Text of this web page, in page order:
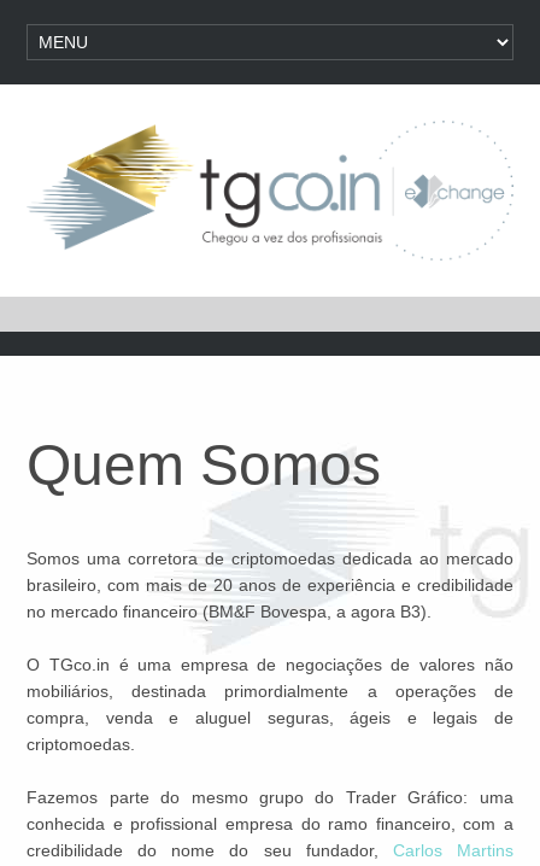
Quem Somos
Somos uma corretora de criptomoedas dedicada ao mercado
brasileiro, com mais de 20 anos de experiência e credibilidade
no mercado financeiro (BM&F Bovespa, a agora B3).
O TGco.in é uma empresa de negociações de valores não
mobiliários, destinada primordialmente a operações de
compra, venda e aluguel seguras, ágeis e legais de
criptomoedas.
Fazemos parte do mesmo grupo do Trader Gráfico: uma
conhecida e profissional empresa do ramo financeiro, com a
credibilidade do nome do seu fundador, Carlos Martins